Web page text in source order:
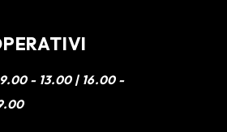
- 13.00 | 16.00 -